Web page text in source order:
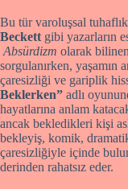
Bu tür varoluşsal
Beckett gibi yazarların
Absürdizm olarak
sorgulanırken, yaşamın
çaresizliği ve gariplik
Beklerken” adlı
hayatlarına anlam
ancak bekledikleri kişi
bekleyiş, komik,
çaresizliğiyle içinde
derinden rahatsız eder.